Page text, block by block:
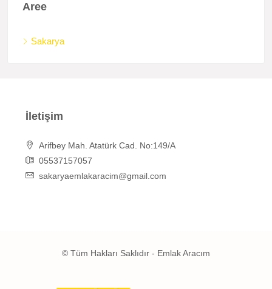
Aree
Sakarya
İletişim
Arifbey Mah. Atatürk Cad. No:149/A
05537157057
sakaryaemlakaracim@gmail.com
© Tüm Hakları Saklıdır - Emlak Aracım